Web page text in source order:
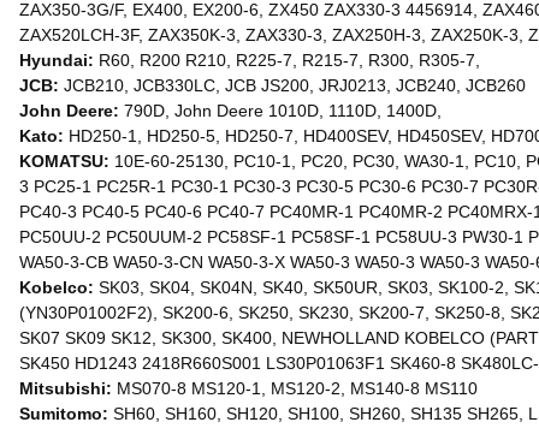
ZAX350-3G/F, EX400, EX200-6, ZX450 ZAX330-3 4456914,
ZAX520LCH-3F, ZAX350K-3, ZAX330-3, ZAX250H-3, ZAX250K-3,
Hyundai: R60, R200 R210, R225-7, R215-7, R300, R305-7,
JCB: JCB210, JCB330LC, JCB JS200, JRJ0213, JCB240, JCB260
John Deere: 790D, John Deere 1010D, 1110D, 1400D,
Kato: HD250-1, HD250-5, HD250-7, HD400SEV, HD450SEV,
KOMATSU: 10E-60-25130, PC10-1, PC20, PC30, WA30-1, PC10,
3 PC25-1 PC25R-1 PC30-1 PC30-3 PC30-5 PC30-6 PC30-7
PC40-3 PC40-5 PC40-6 PC40-7 PC40MR-1 PC40MR-2
PC50UU-2 PC50UUM-2 PC58SF-1 PC58SF-1 PC58UU-3 PW30-1
WA50-3-CB WA50-3-CN WA50-3-X WA50-3 WA50-3 WA50-3
Kobelco: SK03, SK04, SK04N, SK40, SK50UR, SK03, SK100-2,
(YN30P01002F2), SK200-6, SK250, SK230, SK200-7, SK250-8,
SK07 SK09 SK12, SK300, SK400, NEWHOLLAND KOBELCO
SK450 HD1243 2418R660S001 LS30P01063F1 SK460-8
Mitsubishi: MS070-8 MS120-1, MS120-2, MS140-8 MS110
Sumitomo: SH60, SH160, SH120, SH100, SH260, SH135 SH265,